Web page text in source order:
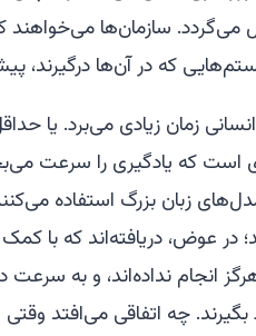
سازمان‌ها می‌خواهند
که در آن‌ها درگیرند،
زمان زیادی می‌برد. یا
است که یادگیری را سرعت
زبان بزرگ استفاده
عوض، دریافته‌اند که با
انجام نداده‌اند، و به سرعت
بگیرند. چه اتفاقی می‌افتد